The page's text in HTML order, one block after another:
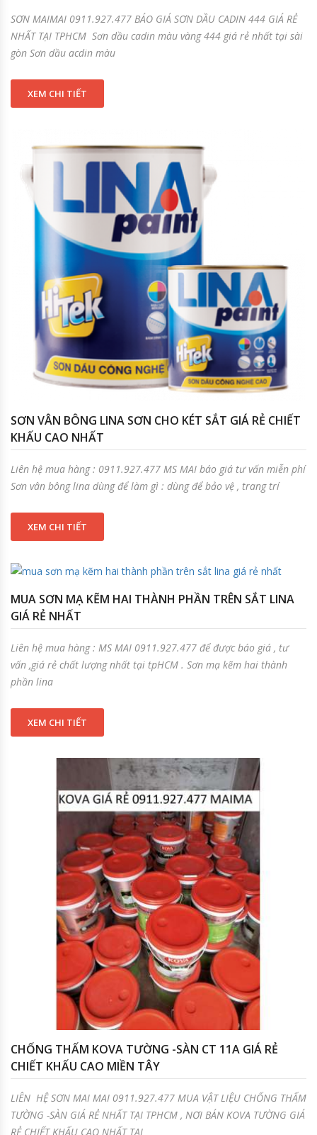
SƠN MAIMAI 0911.927.477 BÁO GIÁ SƠN DẦU CADIN 444 GIÁ RẺ
NHẤT TẠI TPHCM Sơn dầu cadin màu vàng 444 giá rẻ nhất tại sài
gòn Sơn dầu acdin màu
XEM CHI TIẾT
SƠN VÂN BÔNG LINA SƠN CHO KÉT SẮT GIÁ RẺ CHIẾT
KHẤU CAO NHẤT
Liên hệ mua hàng : 0911.927.477 MS MAI báo giá tư vấn miễn phí
Sơn vân bông lina dùng để làm gì : dùng để bảo vệ , trang trí
XEM CHI TIẾT
MUA SƠN MẠ KẼM HAI THÀNH PHẦN TRÊN SẮT LINA
GIÁ RẺ NHẤT
Liên hệ mua hàng : MS MAI 0911.927.477 để được báo giá , tư
vấn ,giá rẻ chất lượng nhất tại tpHCM . Sơn mạ kẽm hai thành
phần lina
XEM CHI TIẾT
CHỐNG THẤM KOVA TƯỜNG -SÀN CT 11A GIÁ RẺ
CHIẾT KHẤU CAO MIỀN TÂY
LIÊN HỆ SƠN MAI MAI 0911.927.477 MUA VẬT LIỆU CHỐNG THẤM
TƯỜNG -SÀN GIÁ RẺ NHẤT TẠI TPHCM , NƠI BÁN KOVA TƯỜNG GIÁ
RẺ CHIẾT KHẤU CAO NHẤT TẠI